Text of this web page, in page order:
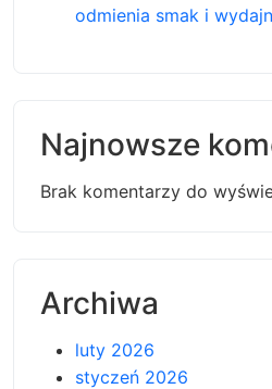
odmienia smak i
Najnowsze
Brak komentarzy do
Archiwa
luty 2026
styczeń 2026